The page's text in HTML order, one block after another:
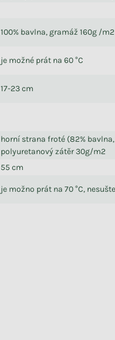
100% bavlna, gramáž 160g /m2
je možné prát na 60 °C
17-23 cm
horní strana froté (82%
polyuretanový zátěr 30g/m2
55 cm
je možno prát na 70 °C,